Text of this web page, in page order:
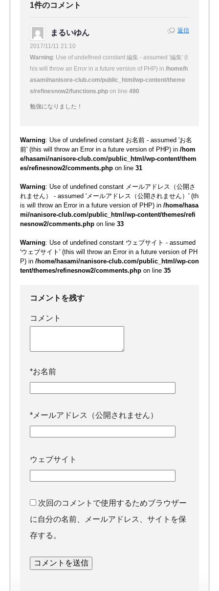
1件のコメント
まるいゆん
2017/11/11 21:10
Warning: Use of undefined constant 編集 - assumed '編集' (t
his will throw an Error in a future version of PHP) in /home/h
asami/nanisore-club.com/public_html/wp-content/theme
s/refinesnow2/functions.php on line 490
勉強になりました！
返信
Warning: Use of undefined constant お名前 - assumed 'お名
前' (this will throw an Error in a future version of PHP) in /hom
e/hasami/nanisore-club.com/public_html/wp-content/them
es/refinesnow2/comments.php on line 31
Warning: Use of undefined constant メールアドレス（公開さ
れません） - assumed 'メールアドレス（公開されません）' (th
is will throw an Error in a future version of PHP) in /home/hasa
mi/nanisore-club.com/public_html/wp-content/themes/refi
nesnow2/comments.php on line 33
Warning: Use of undefined constant ウェブサイト - assumed
'ウェブサイト' (this will throw an Error in a future version of PH
P) in /home/hasami/nanisore-club.com/public_html/wp-con
tent/themes/refinesnow2/comments.php on line 35
コメントを残す
コメント
*お名前
* メールアドレス（公開されません）
ウェブサイト
次回のコメントで使用するためブラウザー
に自分の名前、メールアドレス、サイトを保
存する。